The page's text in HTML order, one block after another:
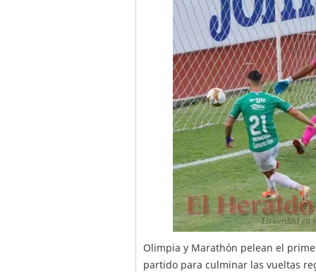
Olimpia y Marathón pelean el
partido para culminar las vueltas